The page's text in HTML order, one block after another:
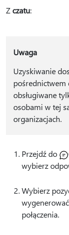
Zczatu:
Uwaga
Uzyskiwanie
pośrednictwem
obsługiwane
osobami w tej
organizacjach.
Przejdź do
wybierz
Wybierz
połączenia.